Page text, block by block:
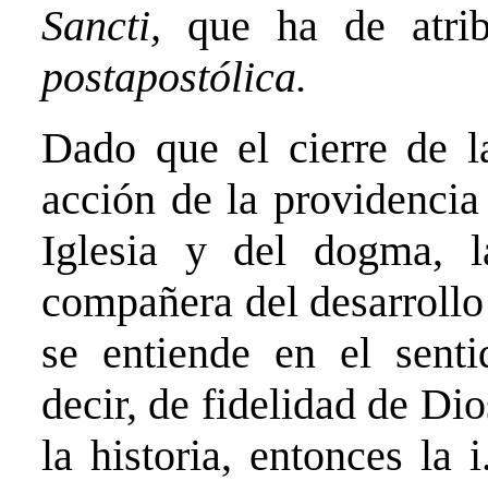
Sancti, que ha de
postapostólica.
Dado que el cierre de
acción de la
Iglesia y del dogma,
compañera del
se entiende en el
decir, de fidelidad de
la historia, entonces la